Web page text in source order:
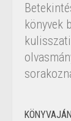
könyvek